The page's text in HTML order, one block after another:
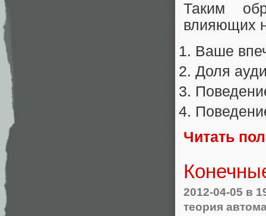
Таким
влияющих
Ваше
Доля
Читать
2012-04-05 в
теория